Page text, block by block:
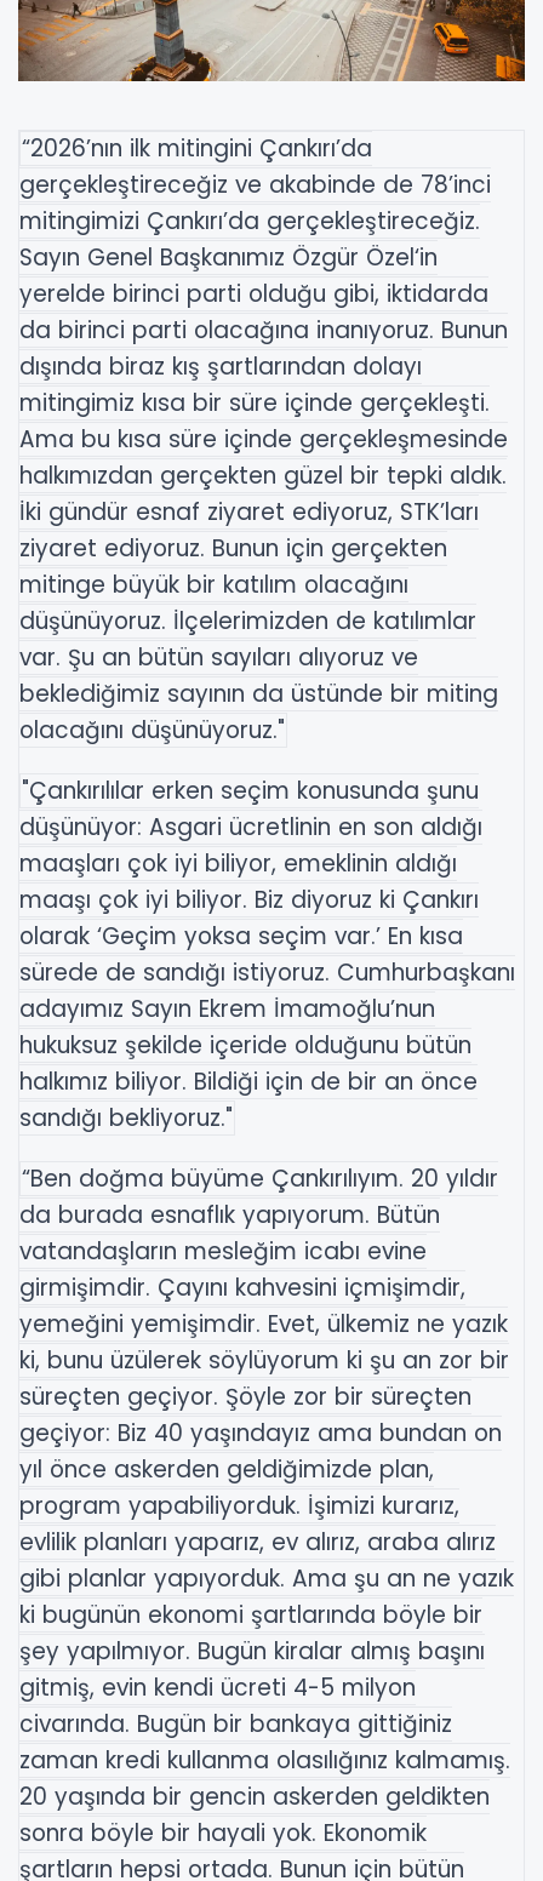
“2026’nın ilk mitingini Çankırı’da
gerçekleştireceğiz ve akabinde de 78’inci
mitingimizi Çankırı’da gerçekleştireceğiz.
Sayın Genel Başkanımız Özgür Özel‘in
yerelde birinci parti olduğu gibi, iktidarda
da birinci parti olacağına inanıyoruz. Bunun
dışında biraz kış şartlarından dolayı
mitingimiz kısa bir süre içinde gerçekleşti.
Ama bu kısa süre içinde gerçekleşmesinde
halkımızdan gerçekten güzel bir tepki aldık.
İki gündür esnaf ziyaret ediyoruz, STK’ları
ziyaret ediyoruz. Bunun için gerçekten
mitinge büyük bir katılım olacağını
düşünüyoruz. İlçelerimizden de katılımlar
var. Şu an bütün sayıları alıyoruz ve
beklediğimiz sayının da üstünde bir miting
olacağını düşünüyoruz."
"Çankırılılar erken seçim konusunda şunu
düşünüyor: Asgari ücretlinin en son aldığı
maaşları çok iyi biliyor, emeklinin aldığı
maaşı çok iyi biliyor. Biz diyoruz ki Çankırı
olarak ‘Geçim yoksa seçim var.’ En kısa
sürede de sandığı istiyoruz. Cumhurbaşkanı
adayımız Sayın Ekrem İmamoğlu’nun
hukuksuz şekilde içeride olduğunu bütün
halkımız biliyor. Bildiği için de bir an önce
sandığı bekliyoruz."
“Ben doğma büyüme Çankırılıyım. 20 yıldır
da burada esnaflık yapıyorum. Bütün
vatandaşların mesleğim icabı evine
girmişimdir. Çayını kahvesini içmişimdir,
yemeğini yemişimdir. Evet, ülkemiz ne yazık
ki, bunu üzülerek söylüyorum ki şu an zor bir
süreçten geçiyor. Şöyle zor bir süreçten
geçiyor: Biz 40 yaşındayız ama bundan on
yıl önce askerden geldiğimizde plan,
program yapabiliyorduk. İşimizi kurarız,
evlilik planları yaparız, ev alırız, araba alırız
gibi planlar yapıyorduk. Ama şu an ne yazık
ki bugünün ekonomi şartlarında böyle bir
şey yapılmıyor. Bugün kiralar almış başını
gitmiş, evin kendi ücreti 4-5 milyon
civarında. Bugün bir bankaya gittiğiniz
zaman kredi kullanma olasılığınız kalmamış.
20 yaşında bir gencin askerden geldikten
sonra böyle bir hayali yok. Ekonomik
şartların hepsi ortada. Bunun için bütün